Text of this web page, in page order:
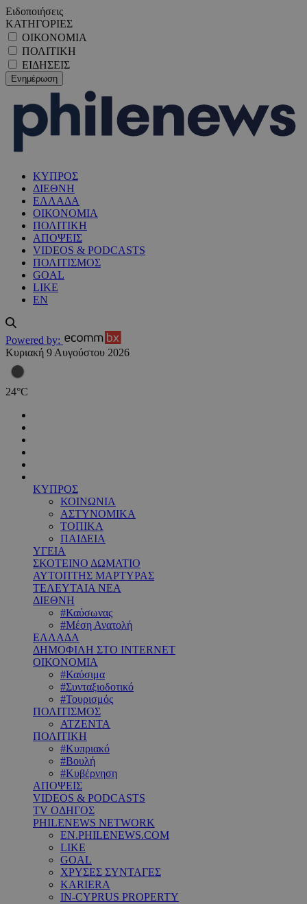
Ειδοποιήσεις
ΚΑΤΗΓΟΡΙΕΣ
ΟΙΚΟΝΟΜΙΑ
ΠΟΛΙΤΙΚΗ
ΕΙΔΗΣΕΙΣ
ΚΥΠΡΟΣ
ΔΙΕΘΝΗ
ΕΛΛΑΔΑ
ΟΙΚΟΝΟΜΙΑ
ΠΟΛΙΤΙΚΗ
ΑΠΟΨΕΙΣ
VIDEOS & PODCASTS
ΠΟΛΙΤΙΣΜΟΣ
GOAL
LIKE
EN
Powered by:
Κυριακή 9 Αυγούστου 2026
24°C
ΚΥΠΡΟΣ
ΚΟΙΝΩΝΙΑ
ΑΣΤΥΝΟΜΙΚΑ
ΤΟΠΙΚΑ
ΠΑΙΔΕΙΑ
ΥΓΕΙΑ
ΣΚΟΤΕΙΝΟ ΔΩΜΑΤΙΟ
ΑΥΤΟΠΤΗΣ ΜΑΡΤΥΡΑΣ
ΤΕΛΕΥΤΑΙΑ ΝΕΑ
ΔΙΕΘΝΗ
#Καύσωνας
#Μέση Ανατολή
ΕΛΛΑΔΑ
ΔΗΜΟΦΙΛΗ ΣΤΟ INTERNET
ΟΙΚΟΝΟΜΙΑ
#Καύσιμα
#Συνταξιοδοτικό
#Τουρισμός
ΠΟΛΙΤΙΣΜΟΣ
ΑΤΖΕΝΤΑ
ΠΟΛΙΤΙΚΗ
#Κυπριακό
#Βουλή
#Κυβέρνηση
ΑΠΟΨΕΙΣ
VIDEOS & PODCASTS
TV ΟΔΗΓΟΣ
PHILENEWS NETWORK
EN.PHILENEWS.COM
LIKE
GOAL
ΧΡΥΣΕΣ ΣΥΝΤΑΓΕΣ
KARIERA
IN-CYPRUS PROPERTY